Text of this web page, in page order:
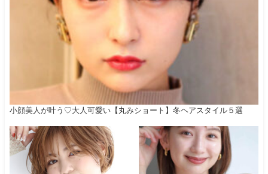
小顔美人が叶う♡大人可愛い【丸みショート】冬ヘアスタイル５選